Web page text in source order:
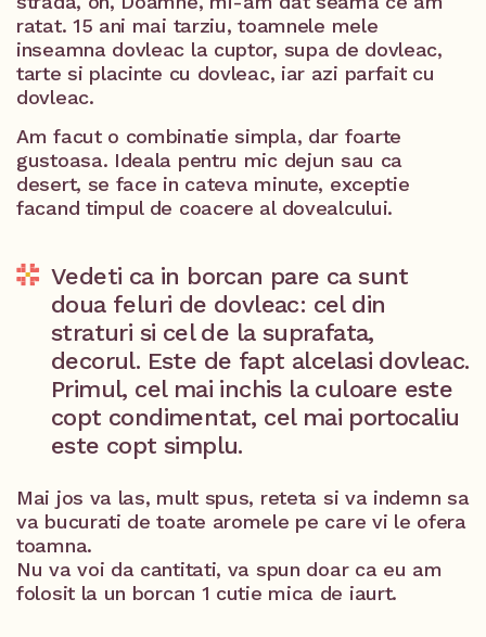
ratat. 15 ani mai tarziu, toamnele mele
inseamna dovleac la cuptor, supa de dovleac,
tarte si placinte cu dovleac, iar azi parfait cu
dovleac.
Am facut o combinatie simpla, dar foarte
gustoasa. Ideala pentru mic dejun sau ca
desert, se face in cateva minute, exceptie
facand timpul de coacere al dovealcului.
Vedeti ca in borcan pare ca sunt
doua feluri de dovleac: cel din
straturi si cel de la suprafata,
decorul. Este de fapt alcelasi dovleac.
Primul, cel mai inchis la culoare este
copt condimentat, cel mai portocaliu
este copt simplu.
Mai jos va las, mult spus, reteta si va indemn sa
va bucurati de toate aromele pe care vi le ofera
toamna.
Nu va voi da cantitati, va spun doar ca eu am
folosit la un borcan 1 cutie mica de iaurt.